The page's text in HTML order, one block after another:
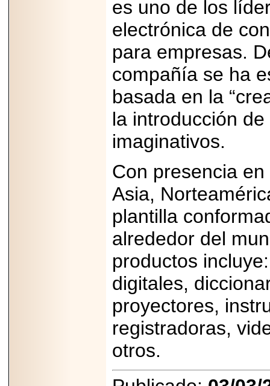
es uno de los
electrónica de
para empresas.
compañía se ha
basada en la
la introducción
imaginativos.
Con presencia
Asia,
plantilla
alrededor del
productos
digitales,
proyectores,
registradoras,
otros.